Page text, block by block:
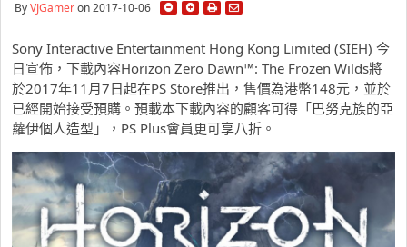
ByVJGameron 2017-10-06
Sony Interactive Entertainment Hong Kong Limited (SIEH) 今
日宣佈，下載內容Horizon Zero Dawn™: The Frozen Wilds將
於2017年11月7日起在PS Store推出，售價為港幣148元，並於
已經開始接受預購。預載本下載內容的顧客可得「巴努克族的亞
蘿伊個人造型」，PS Plus會員更可享八折。